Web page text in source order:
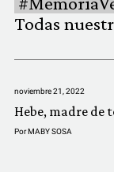
INVESTIGACIONES
MULTIMEDIA
Todas
noviembre 21, 2022
Hebe, madre de
PorMABY SOSA